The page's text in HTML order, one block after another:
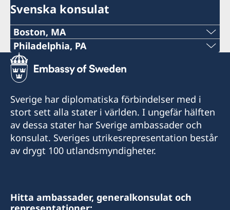
Svenska konsulat
Boston, MA
Tel:
+1 617 451 3456
boston@consulateofsweden.org
Consulate of Sweden
295 Devonshire Street, 2nd floor
Philadelphia, PA
Tel:
+1 (267) 802-1210
E-post:
philadelphia@consulateofsweden.org
Consulate of Sweden
Philadelphia, PA 19103
Sverige har diplomatiska förbindelser med i
stort sett alla stater i världen. I ungefär hälften
av dessa stater har Sverige ambassader och
konsulat. Sveriges utrikesrepresentation består
av drygt 100 utlandsmyndigheter.
Hitta ambassader, generalkonsulat och